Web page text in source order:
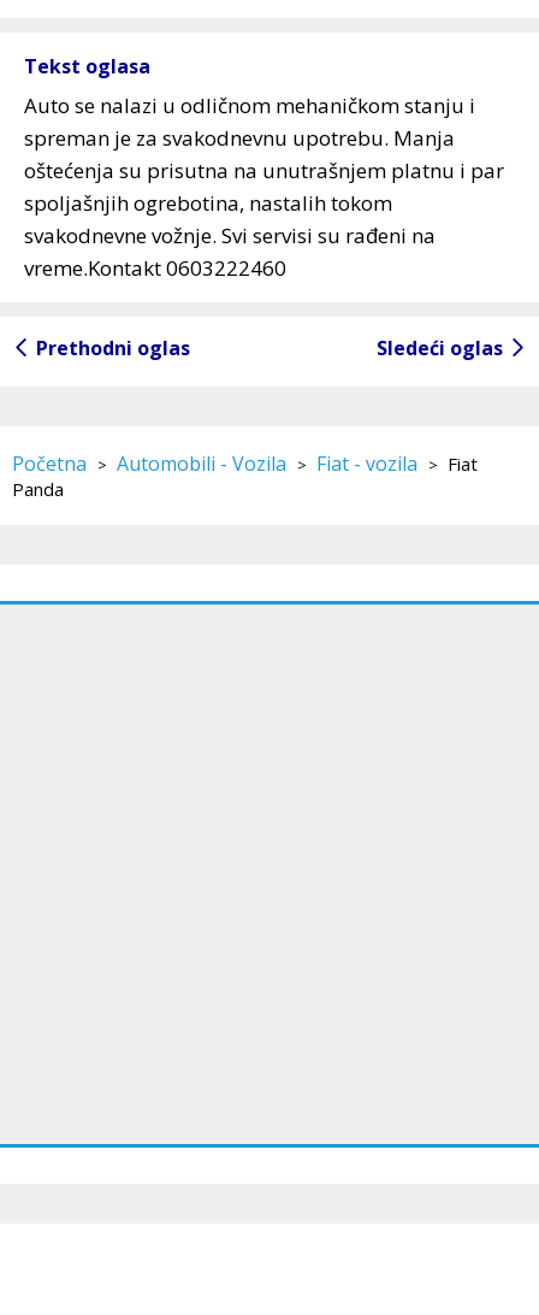
Tekst oglasa
Auto se nalazi u odličnom mehaničkom stanju i
spreman je za svakodnevnu upotrebu. Manja
oštećenja su prisutna na unutrašnjem platnu i par
spoljašnjih ogrebotina, nastalih tokom
svakodnevne vožnje. Svi servisi su rađeni na
vreme.Kontakt 0603222460
Prethodni oglas Sledeći oglas
Početna > Automobili - Vozila > Fiat - vozila > Fiat
Panda